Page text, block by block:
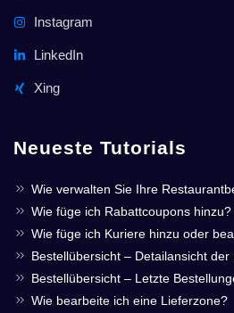
Instagram
LinkedIn
Xing
Neueste Tutorials
Wie verwalten Sie Ihre
Wie füge ich Rabattcoupons hinzu?
Wie füge ich Kuriere hinzu oder
Bestellübersicht – Detailansicht der
Bestellübersicht – Letzte
Wie bearbeite ich eine Lieferzone?